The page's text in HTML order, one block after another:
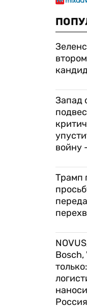
Запад
войну
Трамп
Bosch,
Россия